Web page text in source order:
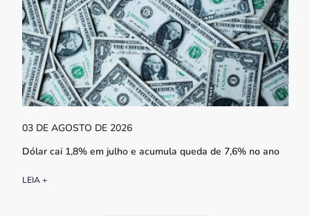
03 DE AGOSTO DE 2026
Dólar cai 1,8% em julho e acumula queda de 7,6% no ano
LEIA +